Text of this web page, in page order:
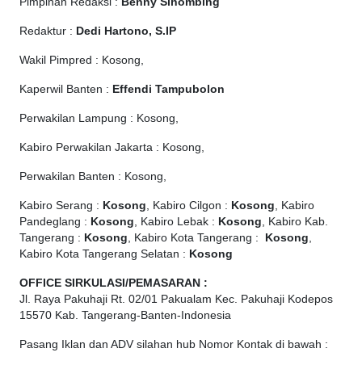
Redaktur : Dedi Hartono, S.IP
Wakil Pimpred : Kosong,
Kaperwil Banten : Effendi Tampubolon
Perwakilan Lampung : Kosong,
Kabiro Perwakilan Jakarta : Kosong,
Perwakilan Banten : Kosong,
Kabiro Serang : Kosong , Kabiro Cilgon : Kosong , Kabiro
Pandeglang : Kosong , Kabiro Lebak : Kosong , Kabiro Kab.
Tangerang : Kosong , Kabiro Kota Tangerang : Kosong
Kabiro Kota Tangerang Selatan : Kosong
OFFICE SIRKULASI/PEMASARAN :
Jl. Raya Pakuhaji Rt. 02/01 Pakualam Kec. Pakuhaji Kodepos
15570 Kab. Tangerang-Banten-Indonesia
Pasang Iklan dan ADV silahan hub Nomor Kontak di bawah :